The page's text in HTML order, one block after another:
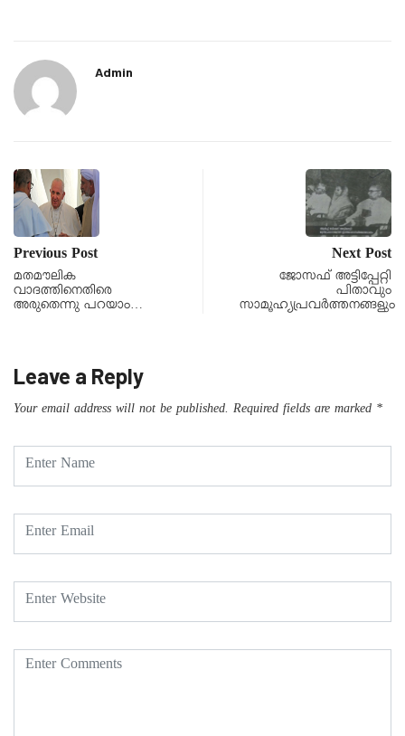
Admin
Previous Post
മതമൗലിക
വാദത്തിനെതിരെ
അരുതെന്നു പറയാം…
Next Post
ജോസഫ് അട്ടിപ്പേറ്റി
പിതാവും
സാമൂഹ്യപ്രവർത്തനങ്ങളും
Leave a Reply
Your email address will not be published. Required fields are marked *